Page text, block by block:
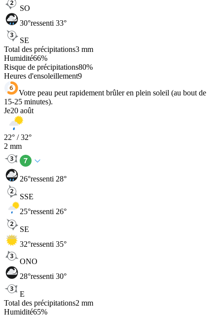
SO
30°ressenti 33°
SE
Total des précipitations3 mm
Humidité66%
Risque de précipitations80%
Heures d'ensoleillement9
Votre peau peut rapidement brûler en plein soleil (au bout de
15-25 minutes).
Je20 août
22° /32°
2 mm
26°ressenti 28°
SSE
25°ressenti 26°
SE
32°ressenti 35°
ONO
28°ressenti 30°
E
Total des précipitations2 mm
Humidité65%